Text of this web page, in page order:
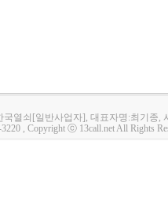
국열쇠[일반사업자], 대표자명:최기종,
3220 , Copyright ⓒ 13call.net All Rights